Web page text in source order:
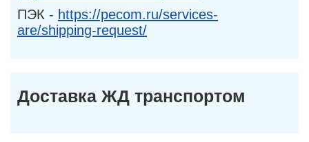
ПЭК - https://pecom.ru/services-
are/shipping-request/
Доставка ЖД транспортом